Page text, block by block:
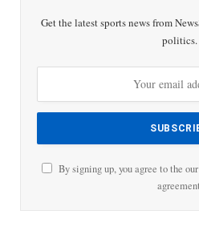
Get the latest sports news from
politics.
By signing up, you agree to the